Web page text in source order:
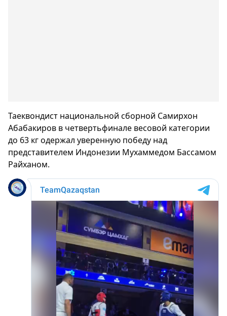
Таеквондист национальной сборной Самирхон
Абабакиров в четвертьфинале весовой категории
до 63 кг одержал уверенную победу над
представителем Индонезии Мухаммедом Бассамом
Райханом.